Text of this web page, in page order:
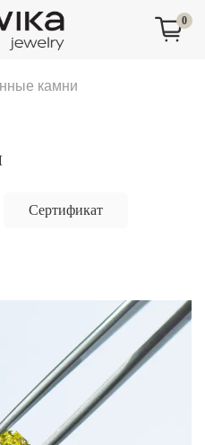
0
камни
Сертификат